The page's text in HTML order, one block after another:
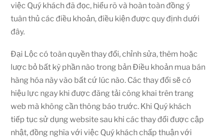
việc Quý khách đã đọc, hiểu rõ và hoàn toàn đồng ý
tuân thủ các điều khoản, điều kiện được quy định dưới
đây.
Đại Lộc có toàn quyền thay đổi, chỉnh sửa, thêm hoặc
lược bỏ bất kỳ phần nào trong bản Điều khoản mua bán
hàng hóa này vào bất cứ lúc nào. Các thay đổi sẽ có
hiệu lực ngay khi được đăng tải công khai trên trang
web mà không cần thông báo trước. Khi Quý khách
tiếp tục sử dụng website sau khi các thay đổi được cập
nhật, đồng nghĩa với việc Quý khách chấp thuận với